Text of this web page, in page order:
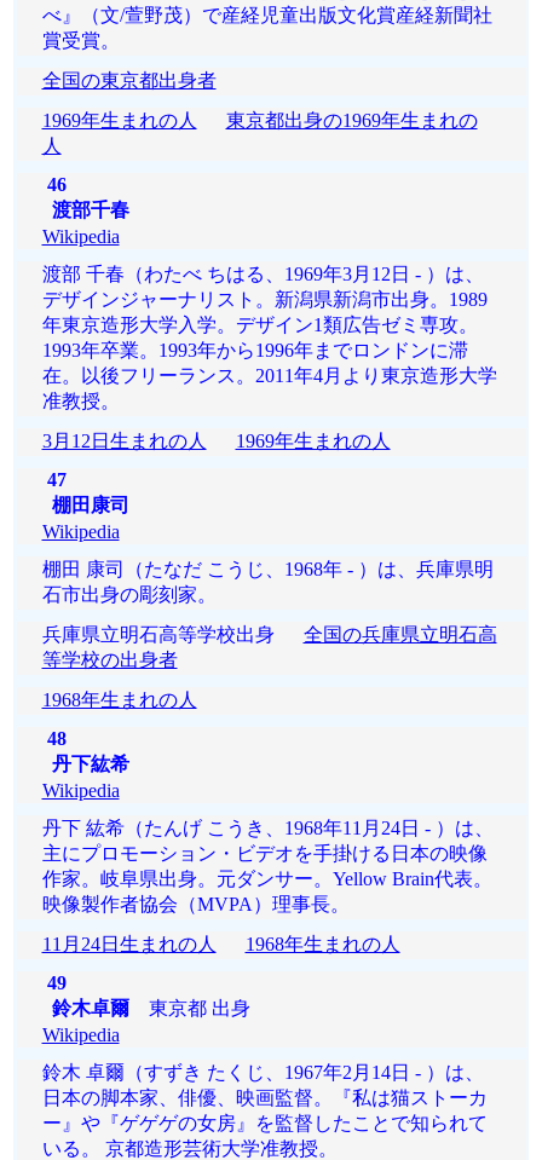
べ』（文/萱野茂）で産経児童出版文化賞産経新聞社
賞受賞。
全国の東京都出身者
1969年生まれの人
東京都出身の1969年生まれの
人
46
渡部千春
Wikipedia
渡部 千春（わたべ ちはる、1969年3月12日 - ）は、
デザインジャーナリスト。新潟県新潟市出身。1989
年東京造形大学入学。デザイン1類広告ゼミ専攻。
1993年卒業。1993年から1996年までロンドンに滞
在。以後フリーランス。2011年4月より東京造形大学
准教授。
3月12日生まれの人
1969年生まれの人
47
棚田康司
Wikipedia
棚田 康司（たなだ こうじ、1968年 - ）は、兵庫県明
石市出身の彫刻家。
兵庫県立明石高等学校出身 全国の兵庫県立明石高
等学校の出身者
1968年生まれの人
48
丹下紘希
Wikipedia
丹下 紘希（たんげ こうき、1968年11月24日 - ）は、
主にプロモーション・ビデオを手掛ける日本の映像
作家。岐阜県出身。元ダンサー。Yellow Brain代表。
映像製作者協会（MVPA）理事長。
11月24日生まれの人
1968年生まれの人
49
鈴木卓爾東京都 出身
Wikipedia
鈴木 卓爾（すずき たくじ、1967年2月14日 - ）は、
日本の脚本家、俳優、映画監督。『私は猫ストーカ
ー』や『ゲゲゲの女房』を監督したことで知られて
いる。 京都造形芸術大学准教授。